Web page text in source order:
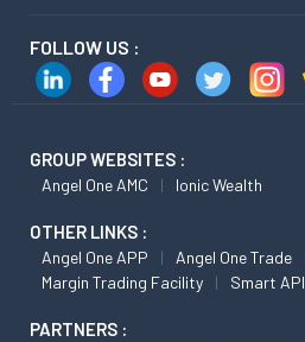
FOLLOW US :
GROUP WEBSITES :
Angel One AMC Ionic Wealth
OTHER LINKS :
Angel One APP Angel One Trade
Margin Trading Facility
Smart API
PARTNERS :